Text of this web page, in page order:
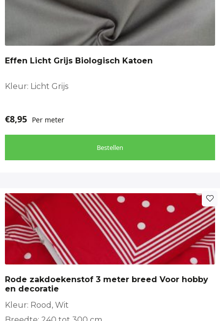
Effen Licht Grijs Biologisch Katoen
Kleur: Licht Grijs
€8,95 Per meter
Bestellen
Rode zakdoekenstof 3 meter breed Voor hobby
en decoratie
Kleur: Rood, Wit